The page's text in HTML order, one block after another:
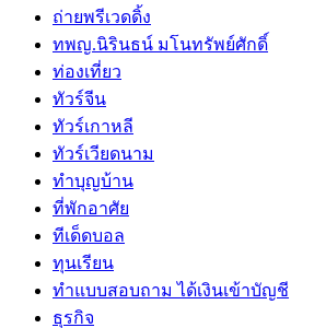
ถ่ายพรีเวดดิ้ง
ทพญ.นิรินธน์ มโนทรัพย์ศักดิ์
ท่องเที่ยว
ทัวร์จีน
ทัวร์เกาหลี
ทัวร์เวียดนาม
ทำบุญบ้าน
ที่พักอาศัย
ทีเด็ดบอล
ทุนเรียน
ทําแบบสอบถาม ได้เงินเข้าบัญชี
ธุรกิจ